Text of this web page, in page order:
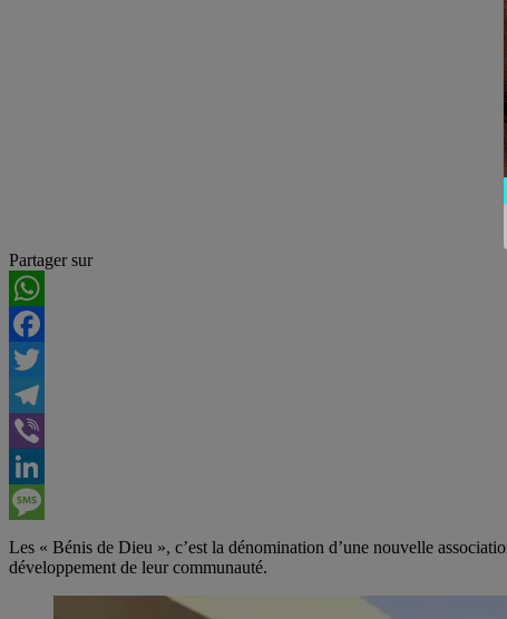
Partager sur
WhatsApp
Facebook
Twitter
Telegram
Viber
LinkedIn
Message
Les « Bénis de Dieu », c’est la dénomination d’une nouvelle
développement de leur communauté.